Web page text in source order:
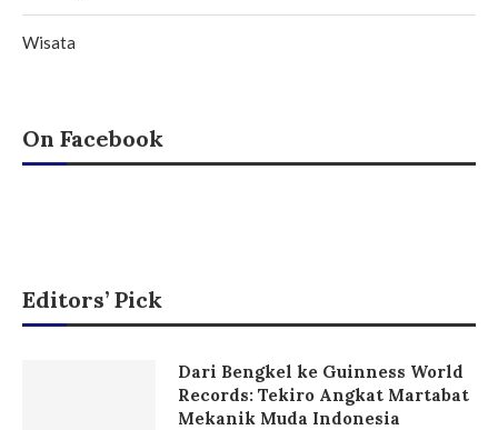
Wisata
On Facebook
Editors’ Pick
Dari Bengkel ke Guinness World
Records: Tekiro Angkat Martabat
Mekanik Muda Indonesia